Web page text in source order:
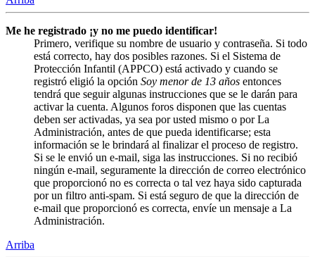
Me he registrado ¡y no me puedo identificar!
Primero, verifique su nombre de usuario y contraseña. Si todo
está correcto, hay dos posibles razones. Si el Sistema de
Protección Infantil (APPCO) está activado y cuando se
registró eligió la opción Soy menor de 13 años entonces
tendrá que seguir algunas instrucciones que se le darán para
activar la cuenta. Algunos foros disponen que las cuentas
deben ser activadas, ya sea por usted mismo o por La
Administración, antes de que pueda identificarse; esta
información se le brindará al finalizar el proceso de registro.
Si se le envió un e-mail, siga las instrucciones. Si no recibió
ningún e-mail, seguramente la dirección de correo electrónico
que proporcionó no es correcta o tal vez haya sido capturada
por un filtro anti-spam. Si está seguro de que la dirección de
e-mail que proporcionó es correcta, envíe un mensaje a La
Administración.
Arriba